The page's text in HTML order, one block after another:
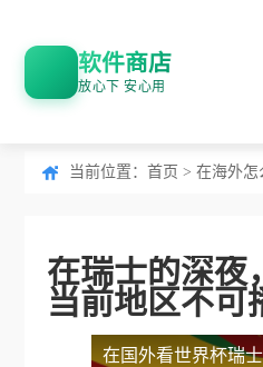
软件商店
放心下 安心用
当前位置： 首页 > 在海外怎
在瑞士的深夜
当前地区不可
在国外看世界杯瑞